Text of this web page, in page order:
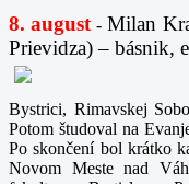
8. august -Milan
Prievidza) – básnik,
Bystrici, Rimavskej
Potom študoval na
Po skončení bol krátko
Novom Meste nad